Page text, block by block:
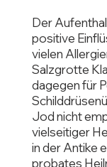
Der
positive
vielen
Salzgrotte
dagegen für
Jod nicht
vielseitiger
in der Antike
probates